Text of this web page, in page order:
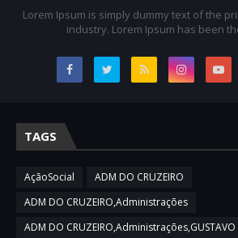
Lorem Ipsum is simply dummy text of the
industry. Lorem Ipsum has been
TAGS
AçãoSocial
ADM DO CRUZEIRO
ADM DO CRUZEIRO,Administrações
ADM DO CRUZEIRO,Administrações,GUSTAVO